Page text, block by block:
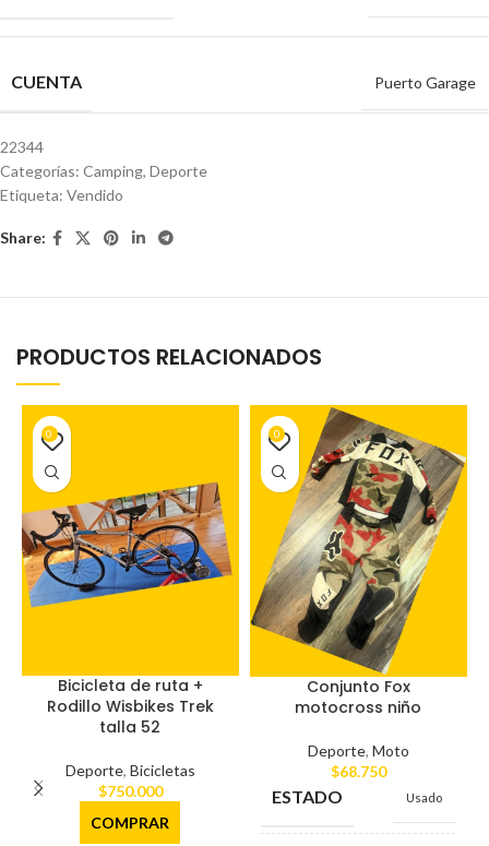
CUENTA Puerto Garage
22344
Categorías: Camping, Deporte
Etiqueta: Vendido
Share:
PRODUCTOS RELACIONADOS
Bicicleta de ruta +
Rodillo Wisbikes Trek
talla 52
Deporte, Bicicletas
$750.000
COMPRAR
0
Conjunto Fox
motocross niño
Deporte, Moto
$68.750
ESTADO Usado
0